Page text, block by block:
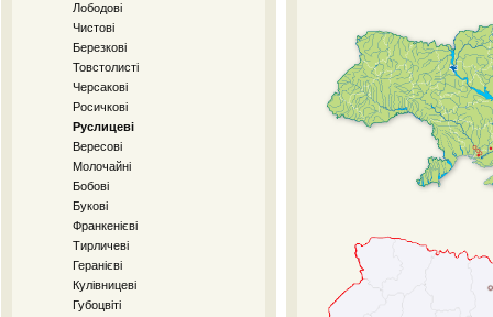
Лободові
Чистові
Березкові
Товстолисті
Черсакові
Росичкові
Руслицеві
Вересові
Молочайні
Бобові
Букові
Франкенієві
Тирличеві
Геранієві
Кулівницеві
Губоцвіті